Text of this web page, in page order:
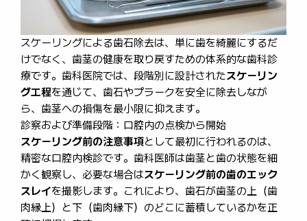
スケーリングによる歯石除去は、単に歯を綺麗にするだ
けでなく、歯茎の健康を取り戻すための体系的な歯科診
療です。歯科医院では、段階別に設計されたスケーリン
グ工程を通じて、歯石やプラークを安全に除去しなが
ら、歯茎への損傷を最小限に抑えます。
診察および準備段階：口腔内の点検から開始
スケーリング前の注意事項として最初に行われるのは、
精密な口腔内検診です。歯科医師は歯茎と歯の状態を細
かく観察し、必要な場合はスケーリング前の歯のエック
スレイを撮影します。これにより、歯石が歯茎の上（歯
肉縁上）と下（歯肉縁下）のどこに蓄積しているかを正